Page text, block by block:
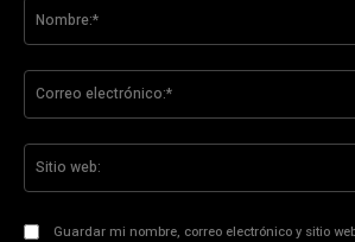
Guardar mi nombre, correo electrónico y sitio